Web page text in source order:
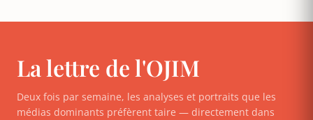
La lettre de l'OJIM
Deux fois par semaine, les analyses et portraits que les
médias dominants préfèrent taire — directement dans